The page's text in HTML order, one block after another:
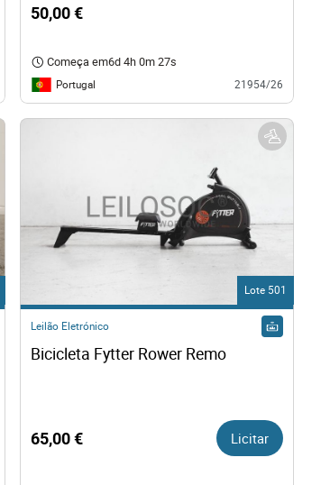
50,00 €
Começa em6d 4h 0m 26s
Portugal 21954/26
Lote 501
Leilão Eletrónico
65,00 € Licitar